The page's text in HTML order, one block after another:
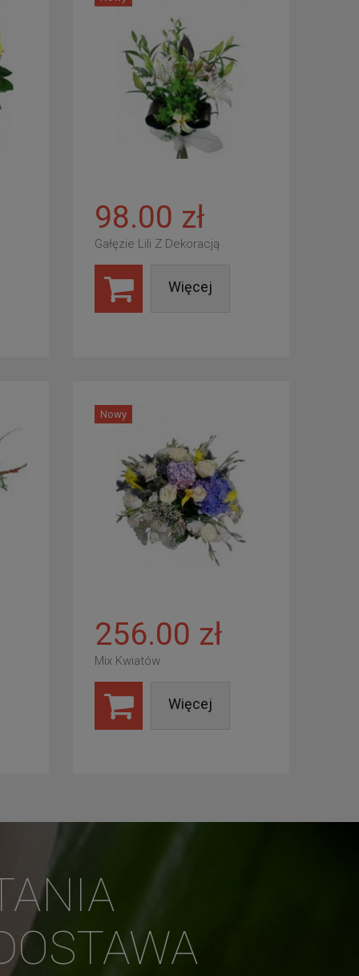
98.00 zł
Gałęzie Lili Z Dekoracją
Więcej
Nowy
256.00 zł
Mix Kwiatów
Więcej